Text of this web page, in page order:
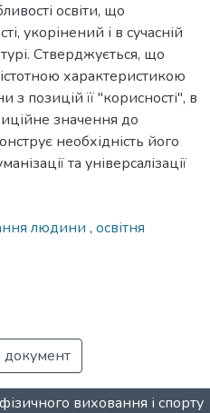
освіти, що
укорінений і в сучасній
Стверджується, що
істотною характеристикою
позицій її "корисності", в
значення до
необхідність його
та універсалізації
людини , освітня
документ
виховання і спорту